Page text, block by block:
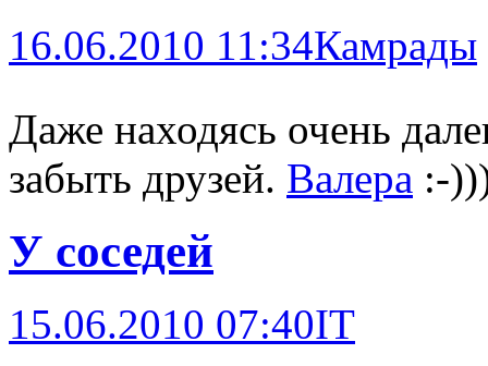
16.06.2010 11:34Камрады
Даже находясь очень
забыть друзей. Валера :-
У соседей
15.06.2010 07:40IT